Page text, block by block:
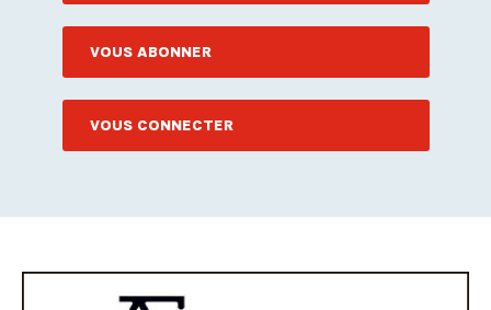
VOUS ABONNER
VOUS CONNECTER